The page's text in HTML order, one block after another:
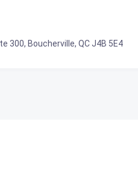
300, Boucherville, QC J4B 5E4